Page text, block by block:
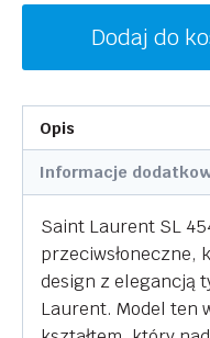
LAURENT
SL
454
006
Dodaj do
Opis
Informacje
Saint Laurent SL
przeciwsłoneczne,
design z elegancją
Laurent. Model ten